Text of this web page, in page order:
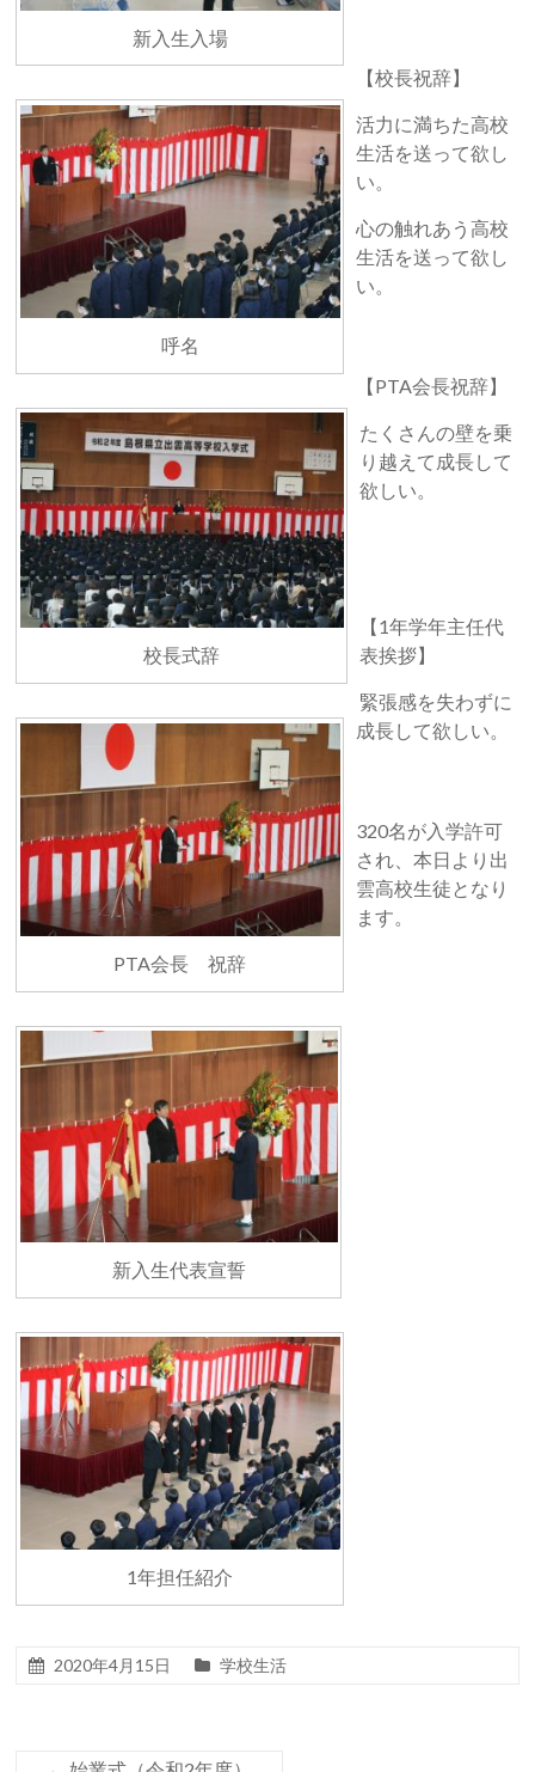
新入生入場
呼名
校長式辞
【校長祝辞】
活力に満ちた高校
生活を送って欲し
い。
心の触れあう高校
生活を送って欲し
い。
PTA会長 祝辞
【PTA会長祝辞】
たくさんの壁を乗
り越えて成長して
欲しい。
新入生代表宣誓
1年担任紹介
【1年学年主任代
表挨拶】
緊張感を失わずに
成長して欲しい。
320名が入学許可
され、本日より出
雲高校生徒となり
ます。
2020年4月15日 学校生活